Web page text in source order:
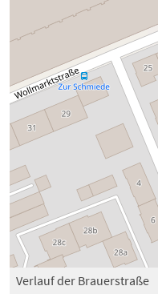
Verlauf der Brauerstraße